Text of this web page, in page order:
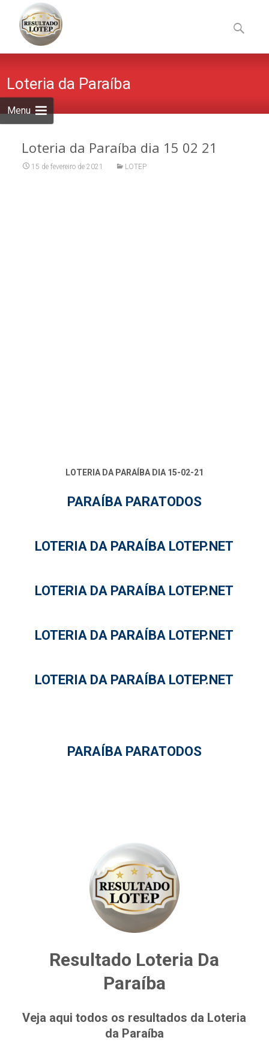
Menu
to
content
por:
Loteria da Paraíba
Loteria da Paraíba dia 15 02 21
15 de fevereiro de 2021 LOTEP
LOTERIA DA PARAÍBA DIA 15-02-21
PARAÍBA PARATODOS
LOTERIA DA PARAÍBA LOTEP.NET
LOTERIA DA PARAÍBA LOTEP.NET
LOTERIA DA PARAÍBA LOTEP.NET
LOTERIA DA PARAÍBA LOTEP.NET
PARAÍBA PARATODOS
Resultado Loteria Da
Paraíba
Veja aqui todos os resultados da Loteria
da Paraíba